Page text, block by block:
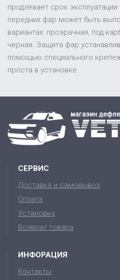
продлевает срок
передних фар может быть
вариантах: прозрачная, под
черная. Защита фар
помощью специального
проста в установке.
СЕРВИС
Доставка и самовывоз
Оплата
Установка
Возврат товара
ИНФОРАЦИЯ
Контакты